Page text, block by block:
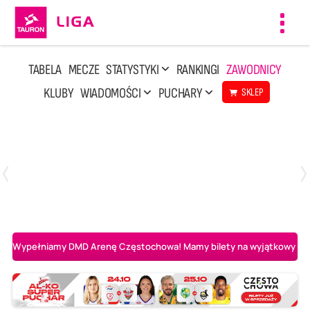
TABELA MECZE STATYSTYKI RANKINGI ZAWODNICY
KLUBY WIADOMOŚCI PUCHARY SKLEP
Wypełniamy DMD Arenę Częstochowa! Mamy bilety na wyjątkowy